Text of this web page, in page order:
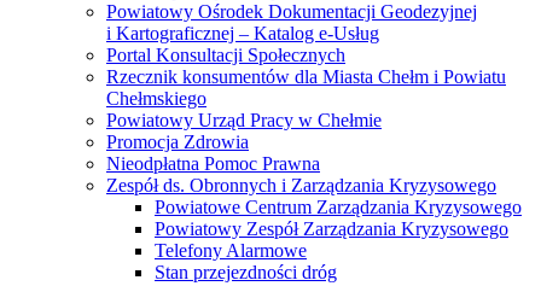
Powiatowy Ośrodek Dokumentacji Geodezyjnej
i Kartograficznej – Katalog e-Usług
Portal Konsultacji Społecznych
Rzecznik konsumentów dla Miasta Chełm i Powiatu
Chełmskiego
Powiatowy Urząd Pracy w Chełmie
Promocja Zdrowia
Nieodpłatna Pomoc Prawna
Zespół ds. Obronnych i Zarządzania Kryzysowego
Powiatowe Centrum Zarządzania Kryzysowego
Powiatowy Zespół Zarządzania Kryzysowego
Telefony Alarmowe
Stan przejezdności dróg